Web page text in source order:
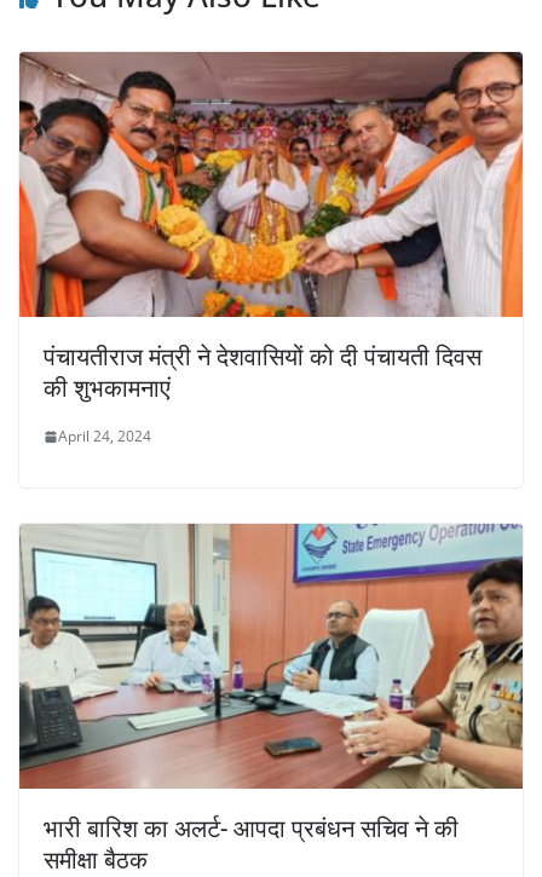
पंचायतीराज मंत्री ने देशवासियों को दी पंचायती दिवस
की शुभकामनाएं
April 24, 2024
भारी बारिश का अलर्ट- आपदा प्रबंधन सचिव ने की
समीक्षा बैठक